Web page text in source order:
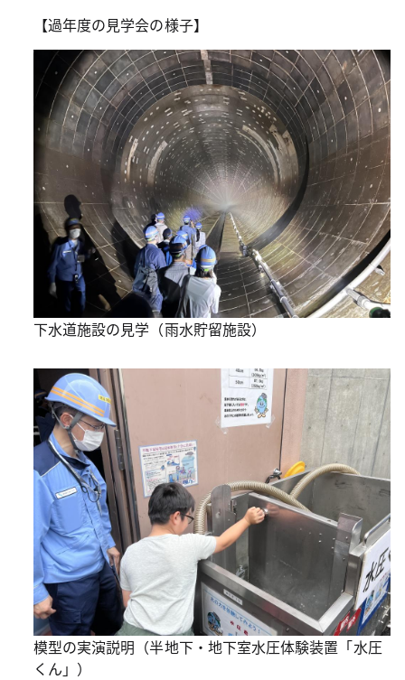
【過年度の見学会の様子】
下水道施設の見学（雨水貯留施設）
模型の実演説明（半地下・地下室水圧体験装置「水圧
くん」）